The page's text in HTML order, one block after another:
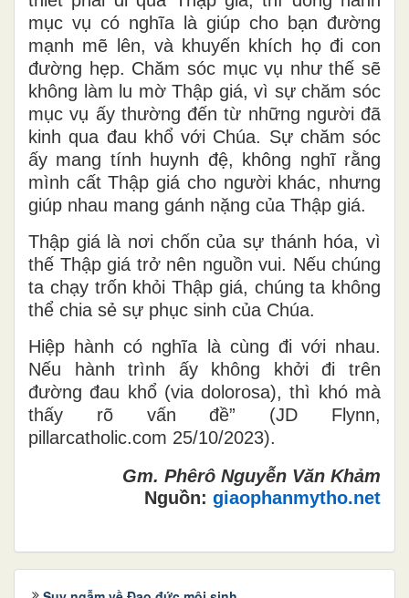
mục vụ có nghĩa là giúp cho bạn đường
mạnh mẽ lên, và khuyến khích họ đi con
đường hẹp. Chăm sóc mục vụ như thế sẽ
không làm lu mờ Thập giá, vì sự chăm sóc
mục vụ ấy thường đến từ những người đã
kinh qua đau khổ với Chúa. Sự chăm sóc
ấy mang tính huynh đệ, không nghĩ rằng
mình cất Thập giá cho người khác, nhưng
giúp nhau mang gánh nặng của Thập giá.
Thập giá là nơi chốn của sự thánh hóa, vì
thế Thập giá trở nên nguồn vui. Nếu chúng
ta chạy trốn khỏi Thập giá, chúng ta không
thể chia sẻ sự phục sinh của Chúa.
Hiệp hành có nghĩa là cùng đi với nhau.
Nếu hành trình ấy không khởi đi trên
đường đau khổ (via dolorosa), thì khó mà
thấy rõ vấn đề” (JD Flynn,
pillarcatholic.com 25/10/2023).
Gm. Phêrô Nguyễn Văn Khảm
Nguồn: giaophanmytho.net